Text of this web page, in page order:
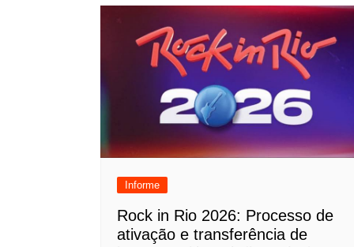
Informe
Rock in Rio 2026: Processo de
ativação e transferência de